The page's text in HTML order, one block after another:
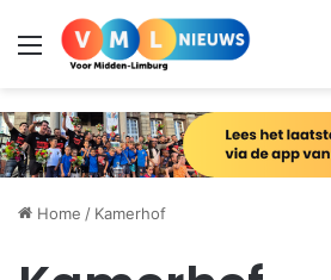
Menu
Home / Kamerhof